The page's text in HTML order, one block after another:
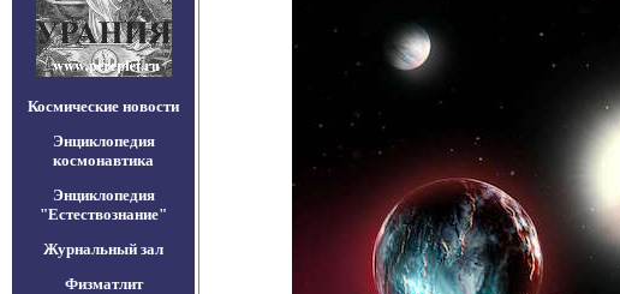
Космические новости
Энциклопедия
космонавтика
Энциклопедия
"Естествознание"
Журнальный зал
Физматлит